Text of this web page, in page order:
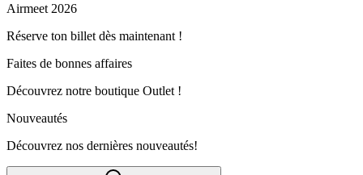
Airmeet 2026
Réserve ton billet dès maintenant !
Faites de bonnes affaires
Découvrez notre boutique Outlet !
Nouveautés
Découvrez nos dernières nouveautés!